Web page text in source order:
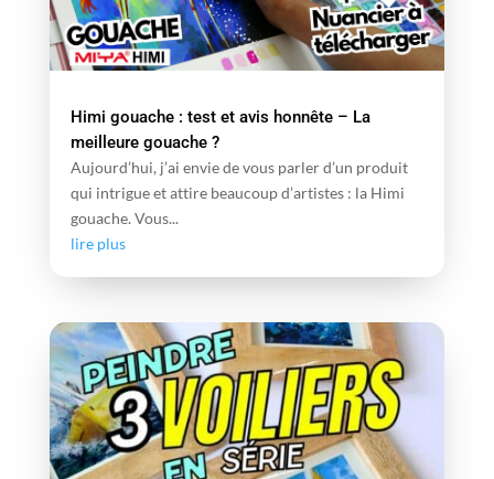
Himi gouache : test et avis honnête – La
meilleure gouache ?
Aujourd’hui, j’ai envie de vous parler d’un produit
qui intrigue et attire beaucoup d’artistes : la Himi
gouache. Vous...
lire plus